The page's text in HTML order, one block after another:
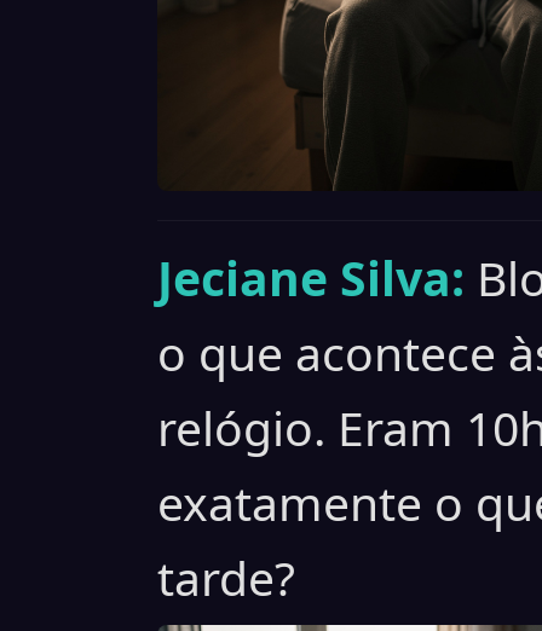
Jeciane Silva:
o que acontece
relógio. Eram
exatamente o
tarde?